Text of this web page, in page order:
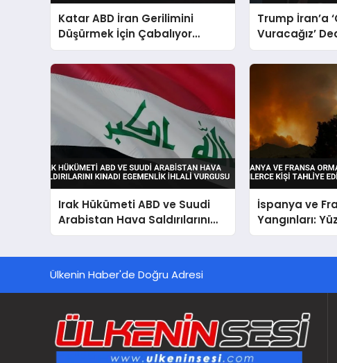
Katar ABD İran Gerilimini
Düşürmek İçin Çabalıyor
Hürmüz Boğazı Önceliği
Trump İran’a
Vuracağız’
Tırmanıyor
Irak Hükümeti ABD ve Suudi
Arabistan Hava Saldırılarını
Kınadı Egemenlik İhlali
İspanya ve
Yangınları:
Tahliye Edildi
Ülkenin Haber'de Doğru Adresi